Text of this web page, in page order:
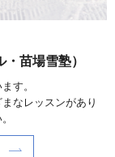
苗場雪塾）
す。
なレッスンがあり